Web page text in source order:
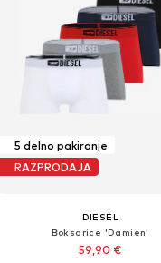
5 delno pakiranje
RAZPRODAJA
DIESEL
Boksarice 'Damien'
59,90 €